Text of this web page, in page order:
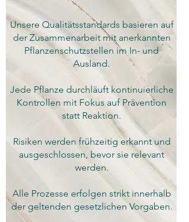
Unsere Qualitätsstandards basieren auf
der Zusammenarbeit mit anerkannten
Pflanzenschutzstellen im In- und
Ausland.
Jede Pflanze durchläuft kontinuierliche
Kontrollen mit Fokus auf Prävention
statt Reaktion.
Risiken werden frühzeitig erkannt und
ausgeschlossen, bevor sie relevant
werden.
Alle Prozesse erfolgen strikt innerhalb
der geltenden gesetzlichen Vorgaben.